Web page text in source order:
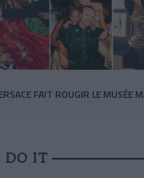
FAIT ROUGIR LE MUSÉE
DO IT